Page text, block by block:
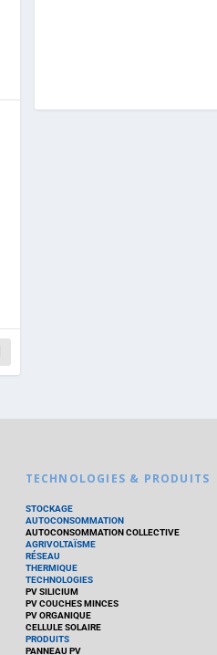
TECHNOLOGIES & PRODUITS
STOCKAGE
AUTOCONSOMMATION
AUTOCONSOMMATION COLLECTIVE
AGRIVOLTAÏSME
RÉSEAU
THERMIQUE
TECHNOLOGIES
PV SILICIUM
PV COUCHES MINCES
PV ORGANIQUE
CELLULE SOLAIRE
PRODUITS
PANNEAU PV